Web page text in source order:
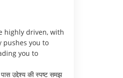
highly driven, with
pushes you to
you to
उद्देश्य की स्पष्ट समझ